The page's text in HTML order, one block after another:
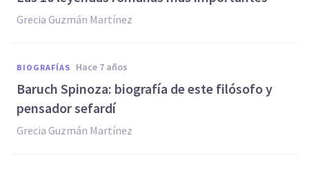
Grecia Guzmán Martínez
BIOGRAFÍAS hace 7 años
Baruch Spinoza: biografía de este filósofo y
pensador sefardí
Grecia Guzmán Martínez